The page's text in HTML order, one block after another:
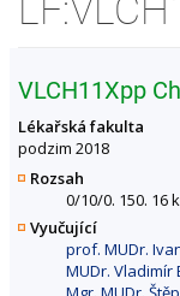
VLCH11Xpp
Lékařská fakulta
podzim 2018
Rozsah
0/10/0. 150. 16
Vyučující
prof. MUDr.
MUDr. Vladimír